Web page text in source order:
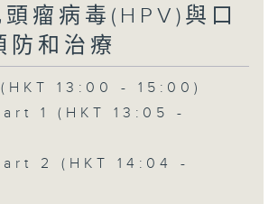
瘤病毒(HPV)與口
防和治療
13:00 - 15:00)
1 (HKT 13:05 -
2 (HKT 14:04 -